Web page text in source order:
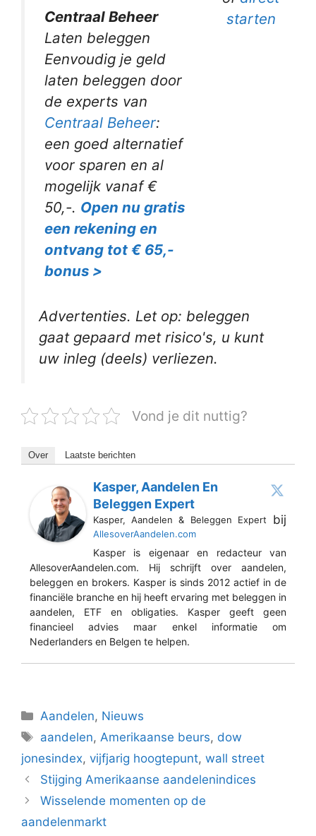
Centraal Beheer
Laten beleggen
Eenvoudig je geld
laten beleggen door
de experts van
Centraal Beheer:
een goed alternatief
voor sparen en al
mogelijk vanaf €
50,-. Open nu gratis
een rekening en
ontvang tot € 65,-
bonus >
starten
Advertenties. Let op: beleggen
gaat gepaard met risico's, u kunt
uw inleg (deels) verliezen.
Vond je dit nuttig?
Over Laatste berichten
Kasper, Aandelen En
Beleggen Expert
Kasper, Aandelen & Beleggen Expert bij
AllesoverAandelen.com
Kasper is eigenaar en redacteur van
AllesoverAandelen.com. Hij schrijft over aandelen,
beleggen en brokers. Kasper is sinds 2012 actief in de
financiële branche en hij heeft ervaring met beleggen in
aandelen, ETF en obligaties. Kasper geeft geen
financieel advies maar enkel informatie om
Nederlanders en Belgen te helpen.
Categorieën
Aandelen, Nieuws
Tags
aandelen, Amerikaanse beurs, dow
jonesindex, vijfjarig hoogtepunt, wall street
Stijging Amerikaanse aandelenindices
Wisselende momenten op de
aandelenmarkt